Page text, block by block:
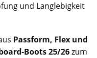
und Langlebigkeit
Passform, Flex und
Boots 25/26zum